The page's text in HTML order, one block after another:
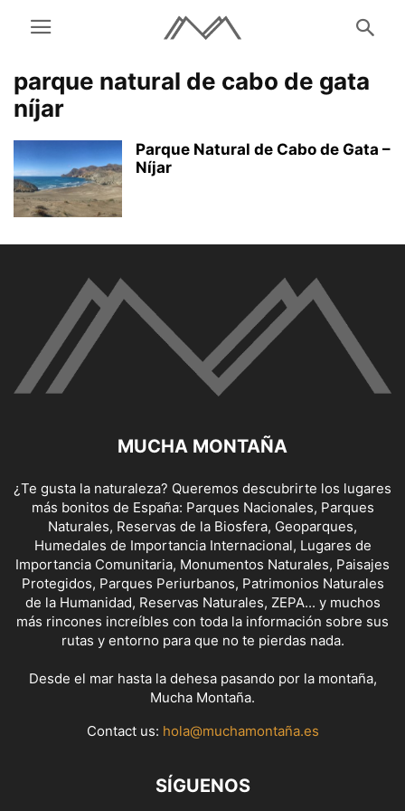
parque natural de cabo de gata
níjar
Parque Natural de Cabo de Gata –
Níjar
MUCHA MONTAÑA
¿Te gusta la naturaleza? Queremos descubrirte los lugares
más bonitos de España: Parques Nacionales, Parques
Naturales, Reservas de la Biosfera, Geoparques,
Humedales de Importancia Internacional, Lugares de
Importancia Comunitaria, Monumentos Naturales, Paisajes
Protegidos, Parques Periurbanos, Patrimonios Naturales
de la Humanidad, Reservas Naturales, ZEPA... y muchos
más rincones increíbles con toda la información sobre sus
rutas y entorno para que no te pierdas nada.
Desde el mar hasta la dehesa pasando por la montaña,
Mucha Montaña.
Contact us: hola@muchamontaña.es
SÍGUENOS